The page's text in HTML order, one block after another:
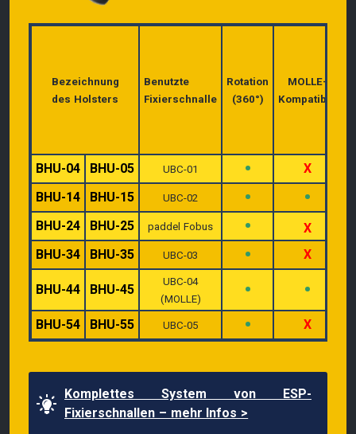
Bezeichnung
des Holsters
Benutzte
Fixierschnalle
Rotation
(360°)
MOLLE-
Kompatibel
BHU-04 BHU-05 UBC-01 •
X
BHU-14
BHU-15 UBC-02 • •
BHU-24 BHU-25 paddel Fobus •
X
BHU-34
BHU-35 UBC-03 • X
BHU-44 BHU-45
UBC-04
(MOLLE)
• •
BHU-54 BHU-55 UBC-05 • X
Komplettes System von ESP-
Fixierschnallen – mehr Infos >